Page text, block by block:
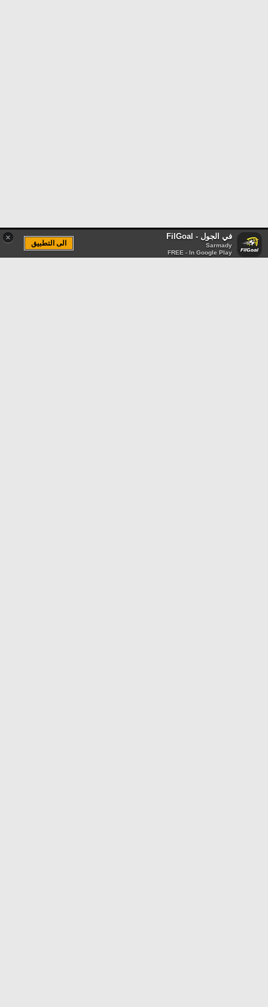
× في الجول - FilGoal
Sarmady
FREE - In Google Play
الى التطبيق